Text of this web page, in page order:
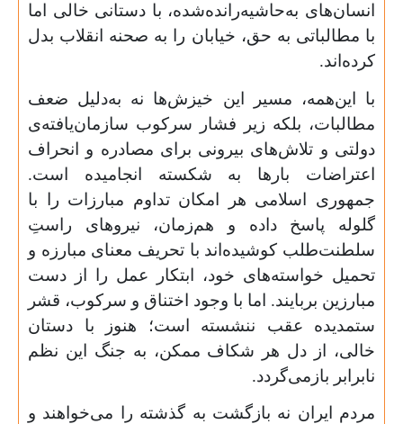
انسان‌های به‌حاشیه‌رانده‌شده، با دستانی خالی اما
با مطالباتی به حق، خیابان را به صحنه انقلاب بدل
کرده‌اند.
با این‌همه، مسیر این خیزش‌ها نه به‌دلیل ضعف
مطالبات، بلکه زیر فشار سرکوب سازمان‌یافته‌ی
دولتی و تلاش‌های بیرونی برای مصادره و انحراف
اعتراضات بارها به شکسته انجامیده است.
جمهوری اسلامی هر امکان تداوم مبارزات را با
گلوله پاسخ داده و هم‌زمان، نیروهای راستِ
سلطنت‌طلب کوشیده‌اند با تحریف معنای مبارزه و
تحمیل خواسته‌های خود، ابتکار عمل را از دست
مبارزین بربایند. اما با وجود اختناق و سرکوب، قشر
ستمدیده عقب ننشسته است؛ هنوز با دستان
خالی، از دل هر شکاف ممکن، به جنگ این نظم
نابرابر بازمی‌گردد.
مردم ایران نه بازگشت به گذشته را می‌خواهند و